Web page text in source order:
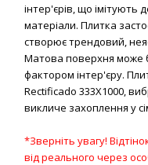
інтер'єрів, що імітують
матеріали. Плитка
створює трендовий,
Матова поверхня може
фактором інтер'єру.
Rectificado 333X1000,
викличе захоплення у
*Зверніть увагу!
від реального через